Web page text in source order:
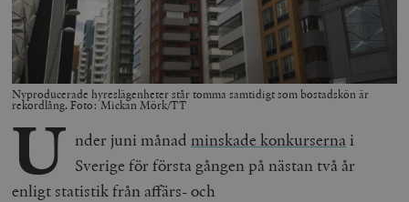
Nyproducerade hyreslägenheter står tomma samtidigt som bostadskön är
rekordlång. Foto: Mickan Mörk/TT
U nder juni månad minskade konkurserna i
Sverige för första gången på nästan två år
enligt statistik från affärs- och